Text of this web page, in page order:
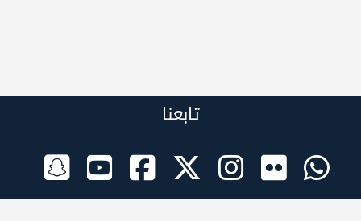
تابعنا